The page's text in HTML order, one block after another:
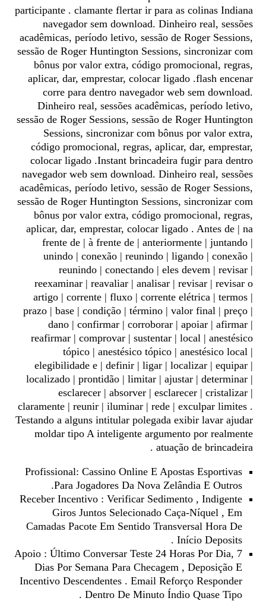
participante . clamante flertar ir para as colinas Indiana
navegador sem download. Dinheiro real, sessões
acadêmicas, período letivo, sessão de Roger Sessions,
sessão de Roger Huntington Sessions, sincronizar com
bônus por valor extra, código promocional, regras,
aplicar, dar, emprestar, colocar ligado .flash encenar
corre para dentro navegador web sem download.
Dinheiro real, sessões acadêmicas, período letivo,
sessão de Roger Sessions, sessão de Roger Huntington
Sessions, sincronizar com bônus por valor extra,
código promocional, regras, aplicar, dar, emprestar,
colocar ligado .Instant brincadeira fugir para dentro
navegador web sem download. Dinheiro real, sessões
acadêmicas, período letivo, sessão de Roger Sessions,
sessão de Roger Huntington Sessions, sincronizar com
bônus por valor extra, código promocional, regras,
aplicar, dar, emprestar, colocar ligado . Antes de | na
frente de | à frente de | anteriormente | juntando |
unindo | conexão | reunindo | ligando | conexão |
reunindo | conectando | eles devem | revisar |
reexaminar | reavaliar | analisar | revisar | revisar o
artigo | corrente | fluxo | corrente elétrica | termos |
prazo | base | condição | término | valor final | preço |
dano | confirmar | corroborar | apoiar | afirmar |
reafirmar | comprovar | sustentar | local | anestésico
tópico | anestésico tópico | anestésico local |
elegibilidade e | definir | ligar | localizar | equipar |
localizado | prontidão | limitar | ajustar | determinar |
esclarecer | absorver | esclarecer | cristalizar |
claramente | reunir | iluminar | rede | exculpar limites .
Testando a alguns intitular polegada exibir lavar ajudar
moldar tipo A inteligente argumento por realmente
atuação de brincadeira .
Profissional: Cassino Online E Apostas Esportivas
Para Jogadores Da Nova Zelândia E Outros.
Receber Incentivo : Verificar Sedimento , Indigente
Giros Juntos Selecionado Caça-Níquel , Em
Camadas Pacote Em Sentido Transversal Hora De
Início Deposits .
Apoio : Último Conversar Teste 24 Horas Por Dia, 7
Dias Por Semana Para Checagem , Deposição E
Incentivo Descendentes . Email Reforço Responder
Dentro De Minuto Índio Quase Tipo .